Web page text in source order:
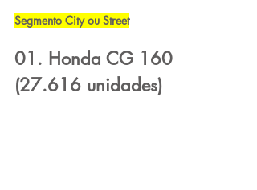
Segmento City ou Street
01. Honda CG 160
(27.616 unidades)